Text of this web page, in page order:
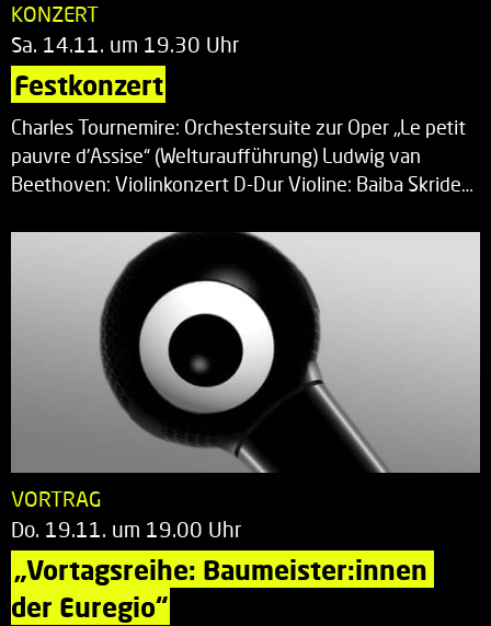
KONZERT
Sa. 14.11. um 19.30 Uhr
Festkonzert
Charles Tournemire: Orchestersuite zur Oper „Le petit
pauvre d’Assise“ (Welturaufführung) Ludwig van
Beethoven: Violinkonzert D-Dur Violine: Baiba Skride…
VORTRAG
Do. 19.11. um 19.00 Uhr
„Vortagsreihe: Baumeister:innen
der Euregio“